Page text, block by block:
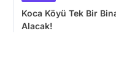
Koca Köyü Tek Bir
Alacak!